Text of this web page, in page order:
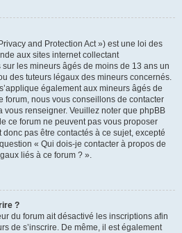
and Protection Act ») est une loi des
aux sites internet collectant
les mineurs âgés de moins de 13 ans un
des tuteurs légaux des mineurs concernés.
également aux mineurs âgés de
forum, nous vous conseillons de contacter
renseigner. Veuillez noter que phpBB
ce forum ne peuvent pas vous proposer
pas être contactés à ce sujet, excepté
« Qui dois-je contacter à propos de
liés à ce forum ? ».
?
du forum ait désactivé les inscriptions afin
de s’inscrire. De même, il est également